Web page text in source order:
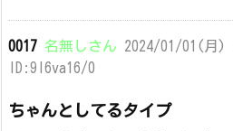
0017 名無しさん 2024/01/01(月)
ID:9I6va16/0
ちゃんとしてるタイプ